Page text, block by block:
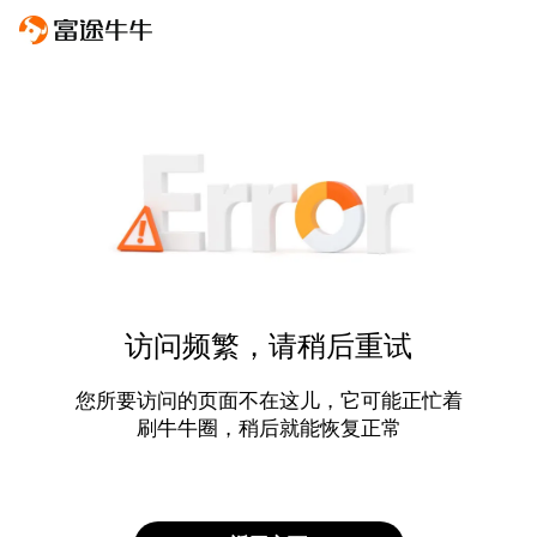
访问频繁，请稍后重试
您所要访问的页面不在这儿，它可能正忙着
刷牛牛圈，稍后就能恢复正常